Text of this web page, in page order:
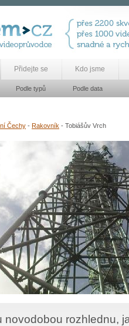
Přidejte se Kdo jsme
Podle typů Podle data
Čechy - Rakovník - Tobiášův Vrch
novodobou rozhlednu,